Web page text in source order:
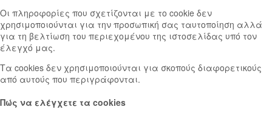
Οι πληροφορίες που σχετίζονται με το cookie δεν
χρησιμοποιούνται για την προσωπική σας ταυτοποίηση αλλά
για τη βελτίωση του περιεχομένου της ιστοσελίδας υπό τον
έλεγχό μας.
Τα cookies δεν χρησιμοποιούνται για σκοπούς διαφορετικούς
από αυτούς που περιγράφονται.
Πώς να ελέγχετε τα cookies